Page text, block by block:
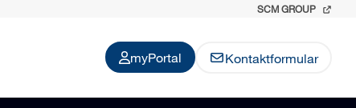
SCM GROUP
myPortal Kontaktformular